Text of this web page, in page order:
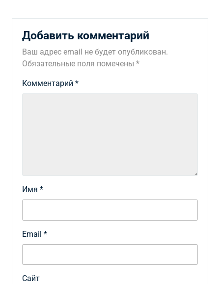
Добавить комментарий
Ваш адрес email не будет опубликован.
Обязательные поля помечены *
Комментарий *
Имя *
Email *
Сайт